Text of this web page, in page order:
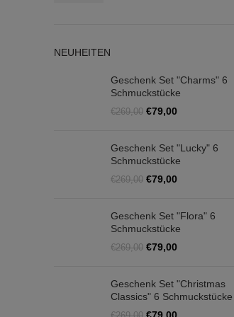
NEUHEITEN
Geschenk Set "Charms" 6
Schmuckstücke
€269,00 Ursprünglicher
€269,00
€79,00Aktueller
€79,00.
Geschenk Set "Lucky" 6
Schmuckstücke
€269,00 Ursprünglicher
€269,00
€79,00Aktueller
€79,00.
Geschenk Set "Flora" 6
Schmuckstücke
€269,00 Ursprünglicher
€269,00
€79,00Aktueller
€79,00.
Geschenk Set "Christmas
Classics" 6 Schmuckstücke
Ursprünglicher
Aktueller